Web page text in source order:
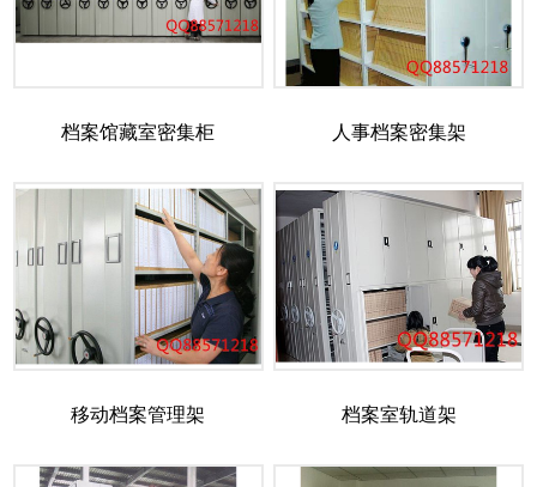
档案馆藏室密集柜 人事档案密集架
移动档案管理架 档案室轨道架